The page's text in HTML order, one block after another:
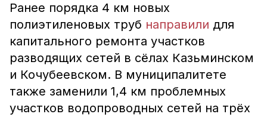
Ранее порядка 4 км новых
полиэтиленовых труб направили для
капитального ремонта участков
разводящих сетей в сёлах Казьминском
и Кочубеевском. В муниципалитете
также заменили 1,4 км проблемных
участков водопроводных сетей на трёх